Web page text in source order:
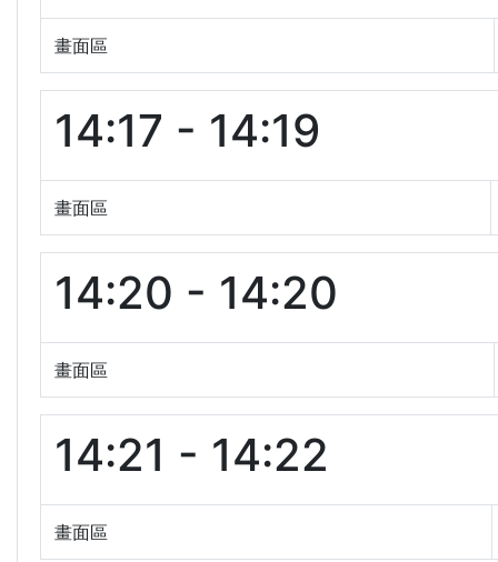
畫面區
14:17 - 14:19
畫面區
14:20 - 14:20
畫面區
14:21 - 14:22
畫面區